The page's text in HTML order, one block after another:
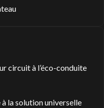
circuit à l’éco-conduite
la solution universelle